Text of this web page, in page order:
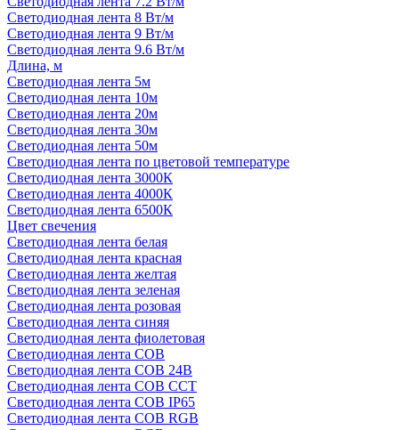
Светодиодная лента 8 Вт/м
Светодиодная лента 9 Вт/м
Светодиодная лента 9.6 Вт/м
Длина, м
Светодиодная лента 5м
Светодиодная лента 10м
Светодиодная лента 20м
Светодиодная лента 30м
Светодиодная лента 50м
Светодиодная лента по цветовой температуре
Светодиодная лента 3000К
Светодиодная лента 4000К
Светодиодная лента 6500К
Цвет свечения
Светодиодная лента белая
Светодиодная лента красная
Светодиодная лента желтая
Светодиодная лента зеленая
Светодиодная лента розовая
Светодиодная лента синяя
Светодиодная лента фиолетовая
Светодиодная лента COB
Светодиодная лента COB 24В
Светодиодная лента COB CCT
Светодиодная лента COB IP65
Светодиодная лента COB RGB